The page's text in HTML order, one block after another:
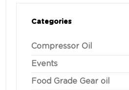
Categories
Compressor Oil
Events
Food Grade Gear oil